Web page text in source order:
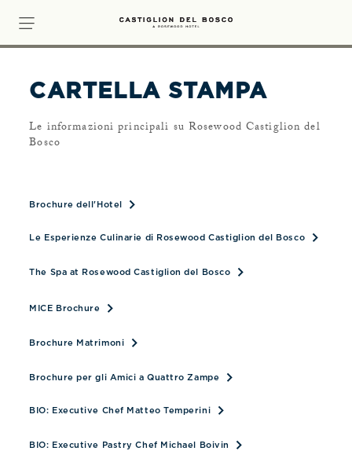
CARTELLA STAMPA
Le informazioni principali su Rosewood Castiglion del
Bosco
Brochure dell'Hotel Opens document in new Tab
Le Esperienze Culinarie di Rosewood Castiglion del Bosco
The Spa at Rosewood Castiglion del Bosco
MICE Brochure Opens document in new Tab
Brochure Matrimoni Opens document in new Tab
Brochure per gli Amici a Quattro Zampe Opens document in new
BIO: Executive Chef Matteo Temperini
BIO: Executive Pastry Chef Michael Boivin